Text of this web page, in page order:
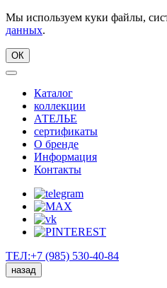
Мы используем куки файлы,
данных.
ОК
Каталог
коллекции
АТЕЛЬЕ
сертификаты
О бренде
Информация
Контакты
ТЕЛ:+7 (985) 530-40-84
назад